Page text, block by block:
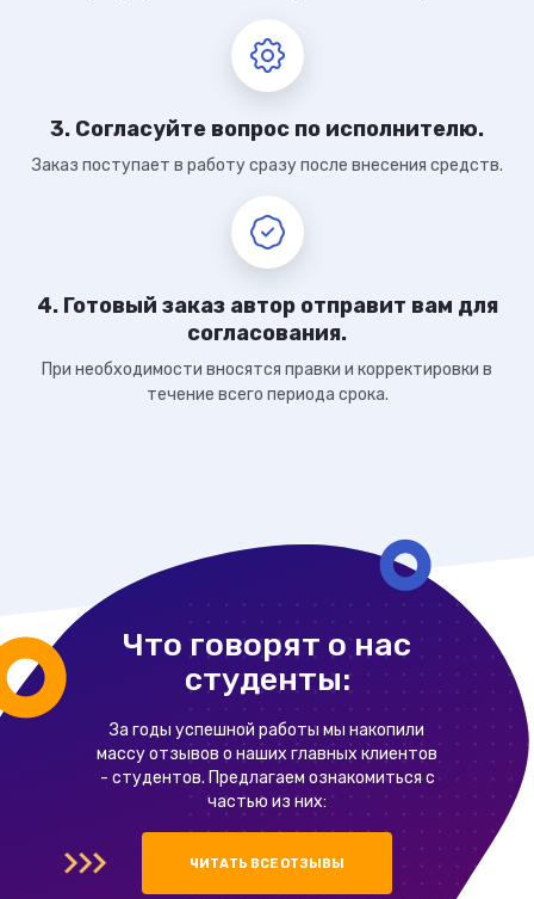
3. Согласуйте вопрос по исполнителю.
Заказ поступает в работу сразу после внесения средств.
4. Готовый заказ автор отправит вам для
согласования.
При необходимости вносятся правки и корректировки в
течение всего периода срока.
Что говорят о нас
студенты:
За годы успешной работы мы накопили
массу отзывов о наших главных клиентов
- студентов. Предлагаем ознакомиться с
частью из них:
ЧИТАТЬ ВСЕ ОТЗЫВЫ